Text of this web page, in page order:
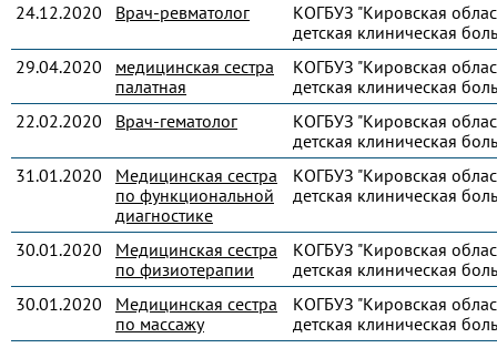
24.12.2020
Врач-ревматолог
КОГБУЗ "Кировская
детская клиническая
29.04.2020
медицинская сестра
палатная
КОГБУЗ "Кировская
детская клиническая
22.02.2020
Врач-гематолог
КОГБУЗ "Кировская
детская клиническая
31.01.2020
Медицинская сестра
по функциональной
диагностике
КОГБУЗ "Кировская
детская клиническая
30.01.2020
Медицинская сестра
по физиотерапии
КОГБУЗ "Кировская
детская клиническая
30.01.2020
Медицинская сестра
по массажу
КОГБУЗ "Кировская
детская клиническая